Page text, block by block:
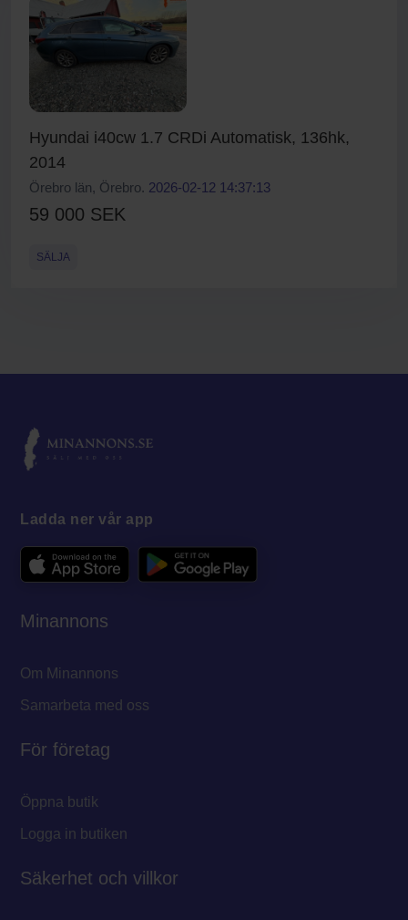
Hyundai i40cw 1.7 CRDi Automatisk, 136hk,
2014
Örebro län, Örebro. 2026-02-12 14:37:13
59 000 SEK
SÄLJA
Ladda ner vår app
Minannons
Om Minannons
Samarbeta med oss
För företag
Öppna butik
Logga in butiken
Säkerhet och villkor